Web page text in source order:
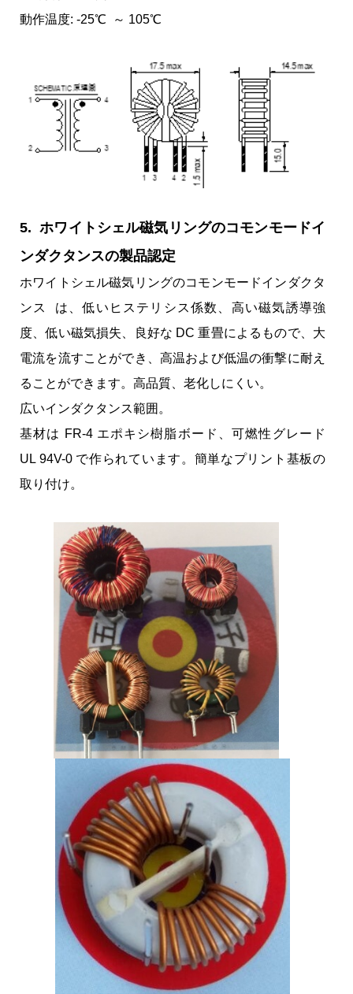
動作温度: -25℃ ～ 105℃
5. ホワイトシェル磁気リングのコモンモードイ
ンダクタンスの製品認定
ホワイトシェル磁気リングのコモンモードインダクタ
ンス は、低いヒステリシス係数、高い磁気誘導強
度、低い磁気損失、良好な DC 重畳によるもので、大
電流を流すことができ、高温および低温の衝撃に耐え
ることができます。高品質、老化しにくい。
広いインダクタンス範囲。
基材は FR-4 エポキシ樹脂ボード、可燃性グレード
UL 94V-0 で作られています。簡単なプリント基板の
取り付け。